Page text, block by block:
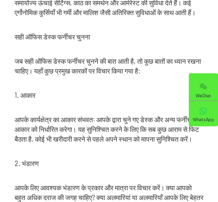
समायोज्य ऊंचाई सेटिंग्स, काठ का समर्थन और आर्मरेस्ट की सुविधा देते हैं। कई
एर्गोनोमिक कुर्सियाँ भी गर्मी और मालिश जैसी अतिरिक्त सुविधाओं के साथ आती हैं।
सही ऑफिस डेस्क फर्नीचर चुनना
जब सही ऑफिस डेस्क फर्नीचर चुनने की बात आती है, तो कुछ बातों का ध्यान रखना
चाहिए। यहाँ कुछ प्रमुख कारकों पर विचार किया गया है:
1. आकार
आपके कार्यक्षेत्र का आकार संभवतः आपके द्वारा चुने गए डेस्क और अन्य फर्नीचर के
आकार को निर्धारित करेगा। यह सुनिश्चित करने के लिए कि सब कुछ आराम से फिट
बैठता है, कोई भी खरीदारी करने से पहले अपने स्थान को मापना सुनिश्चित करें।
2. भंडारण
आपके लिए आवश्यक भंडारण के प्रकार और मात्रा पर विचार करें। क्या आपको
बहुत अधिक दराज की जगह चाहिए? क्या अलमारियां या अलमारियाँ आपके लिए बेहतर
WeChat
WhatsApp